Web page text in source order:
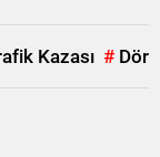
Kazası # Dört